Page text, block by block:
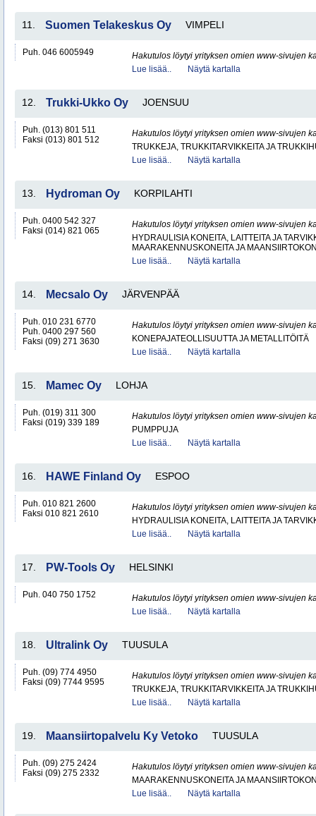
11. Suomen Telakeskus Oy VIMPELI
Puh. 046 6005949
Hakutulos löytyi yrityksen omien www-sivujen
Lue lisää..
Näytä kartalla
12. Trukki-Ukko Oy JOENSUU
Puh. (013) 801 511
Faksi (013) 801 512
Hakutulos löytyi yrityksen omien www-sivujen
TRUKKEJA, TRUKKITARVIKKEITA JA
Lue lisää..
Näytä kartalla
13. Hydroman Oy KORPILAHTI
Puh. 0400 542 327
Faksi (014) 821 065
Hakutulos löytyi yrityksen omien www-sivujen
HYDRAULISIA KONEITA, LAITTEITA JA
MAARAKENNUSKONEITA JA
Lue lisää..
Näytä kartalla
14. Mecsalo Oy JÄRVENPÄÄ
Puh. 010 231 6770
Puh. 0400 297 560
Faksi (09) 271 3630
Hakutulos löytyi yrityksen omien www-sivujen
KONEPAJATEOLLISUUTTA JA METALLITÖITÄ
Lue lisää..
Näytä kartalla
15. Mamec Oy LOHJA
Puh. (019) 311 300
Faksi (019) 339 189
Hakutulos löytyi yrityksen omien www-sivujen
PUMPPUJA
Lue lisää..
Näytä kartalla
16. HAWE Finland Oy ESPOO
Puh. 010 821 2600
Faksi 010 821 2610
Hakutulos löytyi yrityksen omien www-sivujen
HYDRAULISIA KONEITA, LAITTEITA JA
Lue lisää..
Näytä kartalla
17. PW-Tools Oy HELSINKI
Puh. 040 750 1752
Hakutulos löytyi yrityksen omien www-sivujen
Lue lisää..
Näytä kartalla
18. Ultralink Oy TUUSULA
Puh. (09) 774 4950
Faksi (09) 7744 9595
Hakutulos löytyi yrityksen omien www-sivujen
TRUKKEJA, TRUKKITARVIKKEITA JA
Lue lisää..
Näytä kartalla
19. Maansiirtopalvelu Ky Vetoko TUUSULA
Puh. (09) 275 2424
Faksi (09) 275 2332
Hakutulos löytyi yrityksen omien www-sivujen
MAARAKENNUSKONEITA JA
Lue lisää..
Näytä kartalla